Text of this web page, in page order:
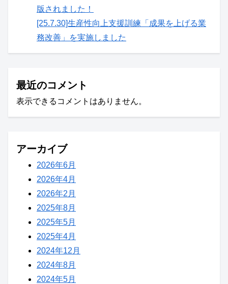
版されました！
[25.7.30]生産性向上支援訓練「成果を上げる業
務改善」を実施しました
最近のコメント
表示できるコメントはありません。
アーカイブ
2026年6月
2026年4月
2026年2月
2025年8月
2025年5月
2025年4月
2024年12月
2024年8月
2024年5月